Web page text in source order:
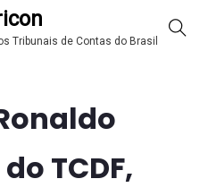
Tribunais de Contas do Brasil
TCDF,